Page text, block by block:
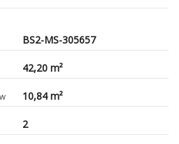
BS2-MS-305657
42,20 m²
10,84 m²
2